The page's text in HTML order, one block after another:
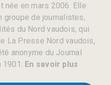
née en mars 2006. Elle
groupe de journalistes,
du Nord vaudois, qui
La Presse Nord vaudois,
anonyme du Journal
En savoir plus